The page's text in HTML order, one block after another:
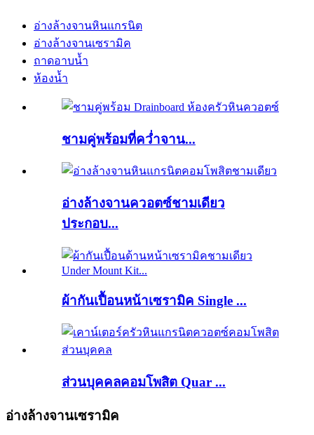
อ่างล้างจานหินแกรนิต
อ่างล้างจานเซรามิค
ถาดอาบน้ำ
ห้องน้ำ
ชามคู่พร้อมที่คว่ำจาน...
อ่างล้างจานควอตซ์ชามเดียว
ประกอบ...
ผ้ากันเปื้อนหน้าเซรามิค Single ...
ส่วนบุคคลคอมโพสิต Quar ...
อ่างล้างจานเซรามิค